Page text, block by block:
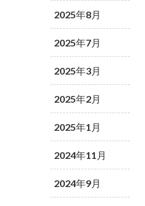
2025年8月
2025年7月
2025年3月
2025年2月
2025年1月
2024年11月
2024年9月